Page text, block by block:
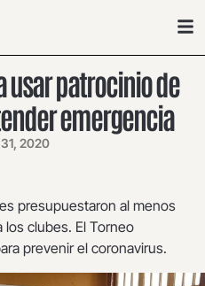
usar patrocinio de
emergencia
2020
presupuestaron al menos
los clubes. El Torneo
prevenir el coronavirus.